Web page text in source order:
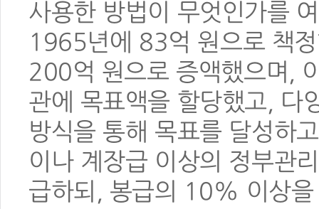
사용한 방법이 무엇인가를
1965년에 83억 원으로 책
200억 원으로 증액했으며,
관에 목표액을 할당했고, 다
방식을 통해 목표를 달성하
이나 계장급 이상의 정부관
급하되, 봉급의 10% 이상